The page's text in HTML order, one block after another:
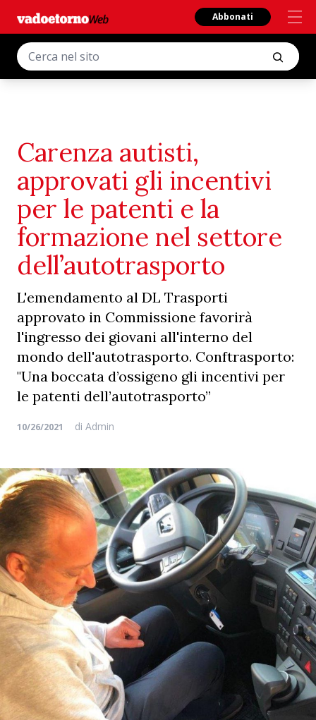
Abbonati
Carenza autisti,
approvati gli incentivi
per le patenti e la
formazione nel settore
dell’autotrasporto
L'emendamento al DL Trasporti
approvato in Commissione favorirà
l'ingresso dei giovani all'interno del
mondo dell'autotrasporto. Conftrasporto:
"Una boccata d’ossigeno gli incentivi per
le patenti dell’autotrasporto”
10/26/2021 di Admin